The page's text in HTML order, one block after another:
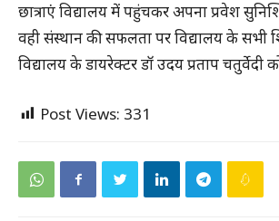
छात्राएं विद्यालय में पहुंचकर अपना प्रवेश
वही संस्थान की सफलता पर विद्यालय के सभी
विद्यालय के डायरेक्टर डॉ उदय प्रताप चतुर्वेदी
Post Views: 331